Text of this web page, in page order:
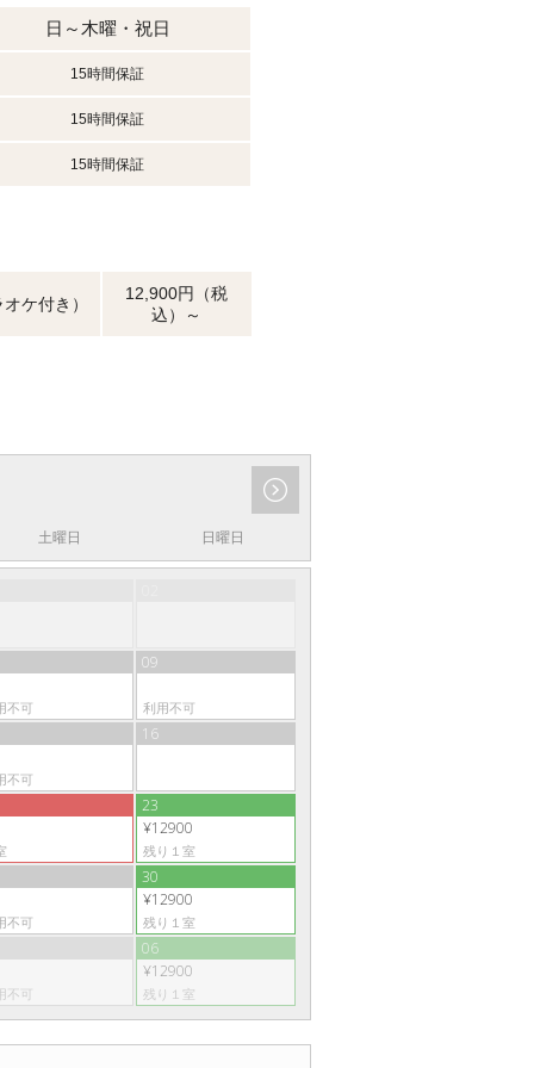
日～木曜・祝日
15時間保証
15時間保証
15時間保証
ケ付き）
12,900円（税
込）～
土曜日 日曜日
不可
09
利用不可
不可
16
23
¥12900
残り１室
不可
30
¥12900
残り１室
不可
06
¥12900
残り１室